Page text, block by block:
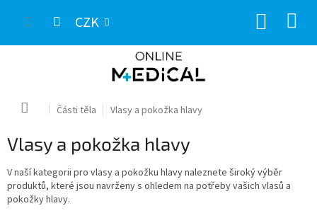
CZK
Domů Části těla Vlasy a pokožka hlavy
Vlasy a pokožka hlavy
V naší kategorii pro vlasy a pokožku hlavy naleznete široký výběr
produktů, které jsou navrženy s ohledem na potřeby vašich vlasů a
pokožky hlavy.